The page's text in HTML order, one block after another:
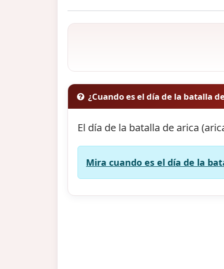
¿Cuando es el día de la batalla
El día de la batalla de arica
Mira cuando es el día de la